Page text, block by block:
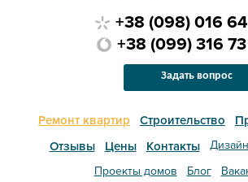
Ремонт квартир Строительство
Отзывы
Цены Контакты
Проекты домов
Блог
+38 (098) 016
+38 (099) 316
Задать вопрос